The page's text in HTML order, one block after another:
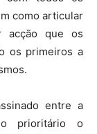
como articular
acção que os
os primeiros a
entre a
prioritário o